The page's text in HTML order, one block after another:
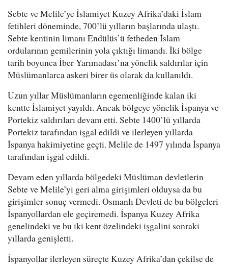
Sebte ve Melile’ye İslamiyet Kuzey Afrika’daki İslam
fetihleri döneminde, 700’lü yılların başlarında ulaştı.
Sebte kentinin limanı Endülüs’ü fetheden İslam
ordularının gemilerinin yola çıktığı limandı. İki bölge
tarih boyunca İber Yarımadası’na yönelik saldırılar için
Müslümanlarca askeri birer üs olarak da kullanıldı.
Uzun yıllar Müslümanların egemenliğinde kalan iki
kentte İslamiyet yayıldı. Ancak bölgeye yönelik İspanya ve
Portekiz saldırıları devam etti. Sebte 1400’lü yıllarda
Portekiz tarafından işgal edildi ve ilerleyen yıllarda
İspanya hakimiyetine geçti. Melile de 1497 yılında İspanya
tarafından işgal edildi.
Devam eden yıllarda bölgedeki Müslüman devletlerin
Sebte ve Melile’yi geri alma girişimleri olduysa da bu
girişimler sonuç vermedi. Osmanlı Devleti de bu bölgeleri
İspanyollardan ele geçiremedi. İspanya Kuzey Afrika
genelindeki ve bu iki kent özelindeki işgalini sonraki
yıllarda genişletti.
İspanyollar ilerleyen süreçte Kuzey Afrika’dan çekilse de